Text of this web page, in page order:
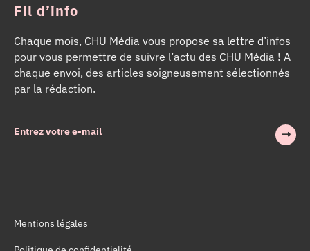
Fil d’info
Chaque mois, CHU Média vous propose sa lettre d’infos
pour vous permettre de suivre l’actu des CHU Média ! A
chaque envoi, des articles soigneusement sélectionnés
par la rédaction.
Mentions légales